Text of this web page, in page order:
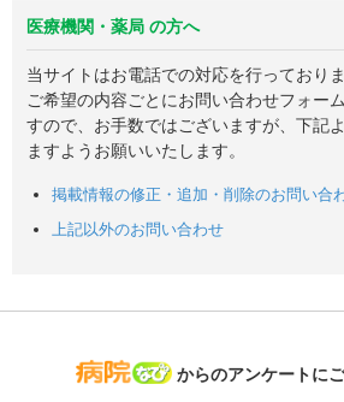
医療機関・薬局 の方へ
当サイトはお電話での対応を行っておりま
ご希望の内容ごとにお問い合わせフォー
すので、お手数ではございますが、下記
ますようお願いいたします。
掲載情報の修正・追加・削除のお問い合
上記以外のお問い合わせ
病院なび
からのアンケートに